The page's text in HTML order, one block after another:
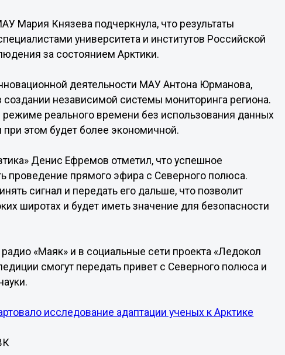
Мария Князева подчеркнула, что результаты
университета и институтов Российской
за состоянием Арктики.
деятельности МАУ Антона Юрманова,
независимой системы мониторинга региона.
реального времени без использования данных
этом будет более экономичной.
Денис Ефремов отметил, что успешное
проведение прямого эфира с Северного полюса.
сигнал и передать его дальше, что позволит
широтах и будет иметь значение для безопасности
«Маяк» и в социальные сети проекта «Ледокол
смогут передать привет с Северного полюса и
исследование адаптации ученых к Арктике